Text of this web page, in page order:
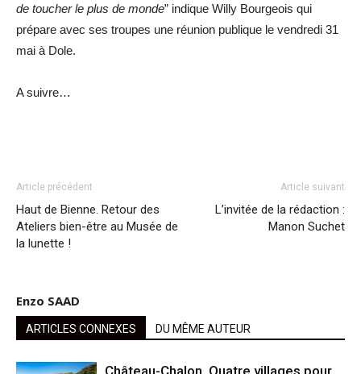
de toucher le plus de monde” indique Willy Bourgeois qui
prépare avec ses troupes une réunion publique le vendredi 31
mai à Dole.
A suivre…
Article précédent
Haut de Bienne. Retour des
Ateliers bien-être au Musée de
la lunette !
Article suivant
L’invitée de la rédaction :
Manon Suchet
Enzo SAAD
ARTICLES CONNEXES DU MÊME AUTEUR
Château-Chalon. Quatre villages pour